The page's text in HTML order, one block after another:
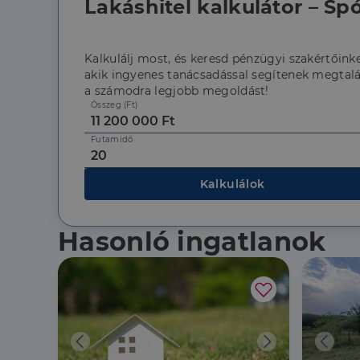
Lakáshitel kalkulátor –
Kalkulálj most, és keresd pénzügyi
akik ingyenes tanácsadással segítenek
a számodra legjobb megoldást!
Összeg (Ft)
Futamidő
Kalkulálok
Hasonló ingatlanok
_ga_F4MKCEZ8P5
lidc
Google
_fbp
Inc.
.dh.hu
_gcl_au
Google